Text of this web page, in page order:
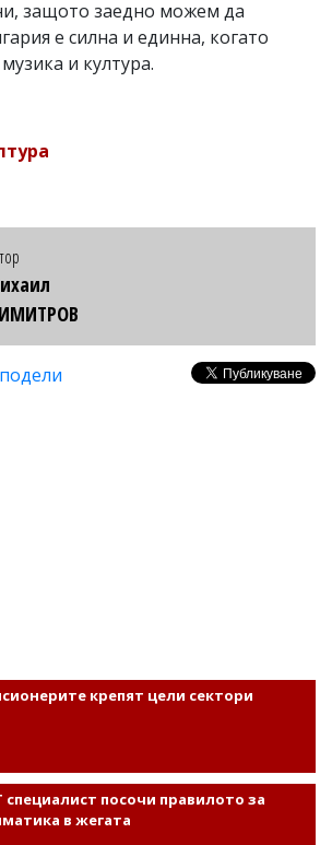
защото заедно можем да
е силна и единна, когато
и култура.
крепят цели сектори
специалист посочи правилото за
в жегата